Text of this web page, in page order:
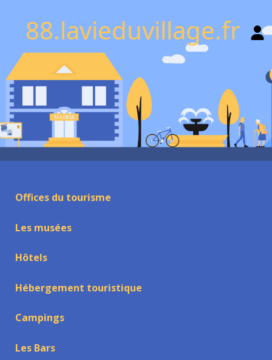
88.lavieduvillage.fr
Offices du tourisme
Les musées
Hôtels
Hébergement touristique
Campings
Les Bars